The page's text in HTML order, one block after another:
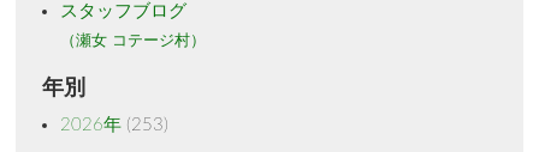
スタッフブログ
（瀬女 コテージ村）
年別
2026年(253)